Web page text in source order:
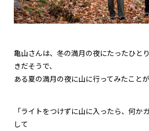
亀山さんは、冬の満月の夜にたったひと
きだそうで、
ある夏の満月の夜に山に行ってみたことが
「ライトをつけずに山に入ったら、何か
して